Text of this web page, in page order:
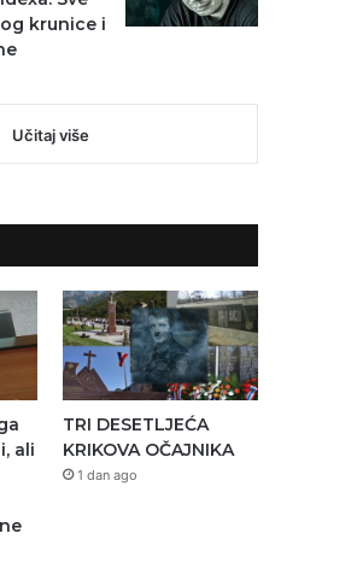
krunice i
Učitaj više
ali
TRI DESETLJEĆA
KRIKOVA OČAJNIKA
1 dan ago